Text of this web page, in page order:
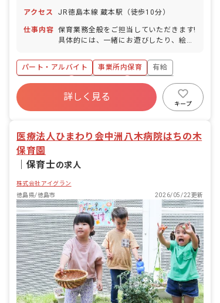
アクセス JR徳島本線 蔵本駅（徒歩10分）
仕事内容 保育業務全般をご担当していただきます!
具体的には、一緒にお遊びしたり、絵本
お昼寝、お着替え、お散歩などをお任せ
します!
パート・アルバイト 事業所内保育
有給
福利厚生充実
産休育休制度
未経験歓迎
WEB面接OK
詳しく見る
キープ
医療法人ひまわり会中洲八木病院はちの木
保育園
保育士の求人
株式会社アイグラン
徳島県/徳島市
2026/05/22更新